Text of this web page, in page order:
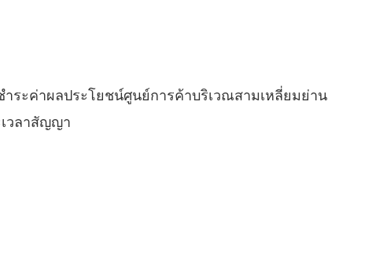
ระค่าผลประโยชน์ศูนย์การค้าบริเวณสามเหลี่ยมย่าน
วลาสัญญา